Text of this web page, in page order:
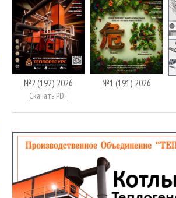
№2 (192) 2026
Скачать PDF
№1 (191) 2026